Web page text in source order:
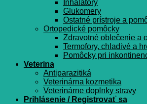
Inhalátory
Glukomery
Ostatné prístroje a
Ortopedické pomôcky
Zdravotné oblečenie a
Termofory, chladivé a
Pomôcky pri
Veterina
Antiparazitiká
Veterinárna kozmetika
Veterinárne doplnky stravy
Prihlásenie / Registrovať sa